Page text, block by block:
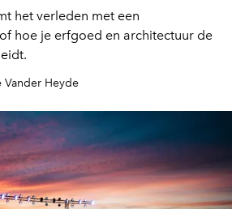
het verleden met een
hoe je erfgoed en architectuur de
Vander Heyde